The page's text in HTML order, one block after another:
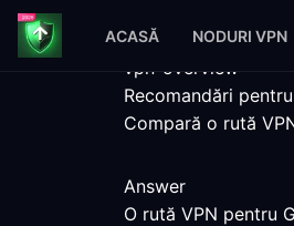
ACASĂ NODURI VPN
vpn-overview
Recomandări
Compară o rută
Answer
O rută VPN pentru